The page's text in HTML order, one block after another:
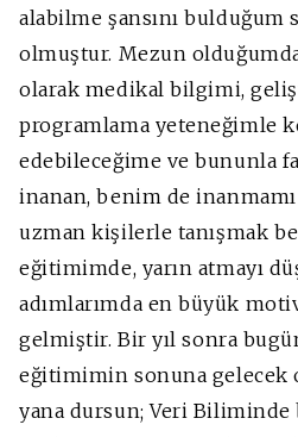
alabilme şansını bulduğum
olmuştur. Mezun
olarak medikal bilgimi,
programlama yeteneğimle
edebileceğime ve bununla
inanan, benim de inanmamı
uzman kişilerle tanışmak
eğitimimde, yarın atmayı
adımlarımda en büyük
gelmiştir. Bir yıl sonra
eğitimimin sonuna gelecek
yana dursun; Veri Biliminde